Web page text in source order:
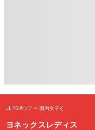
JLPGAツアー 国内女子
ヨネックスレディス